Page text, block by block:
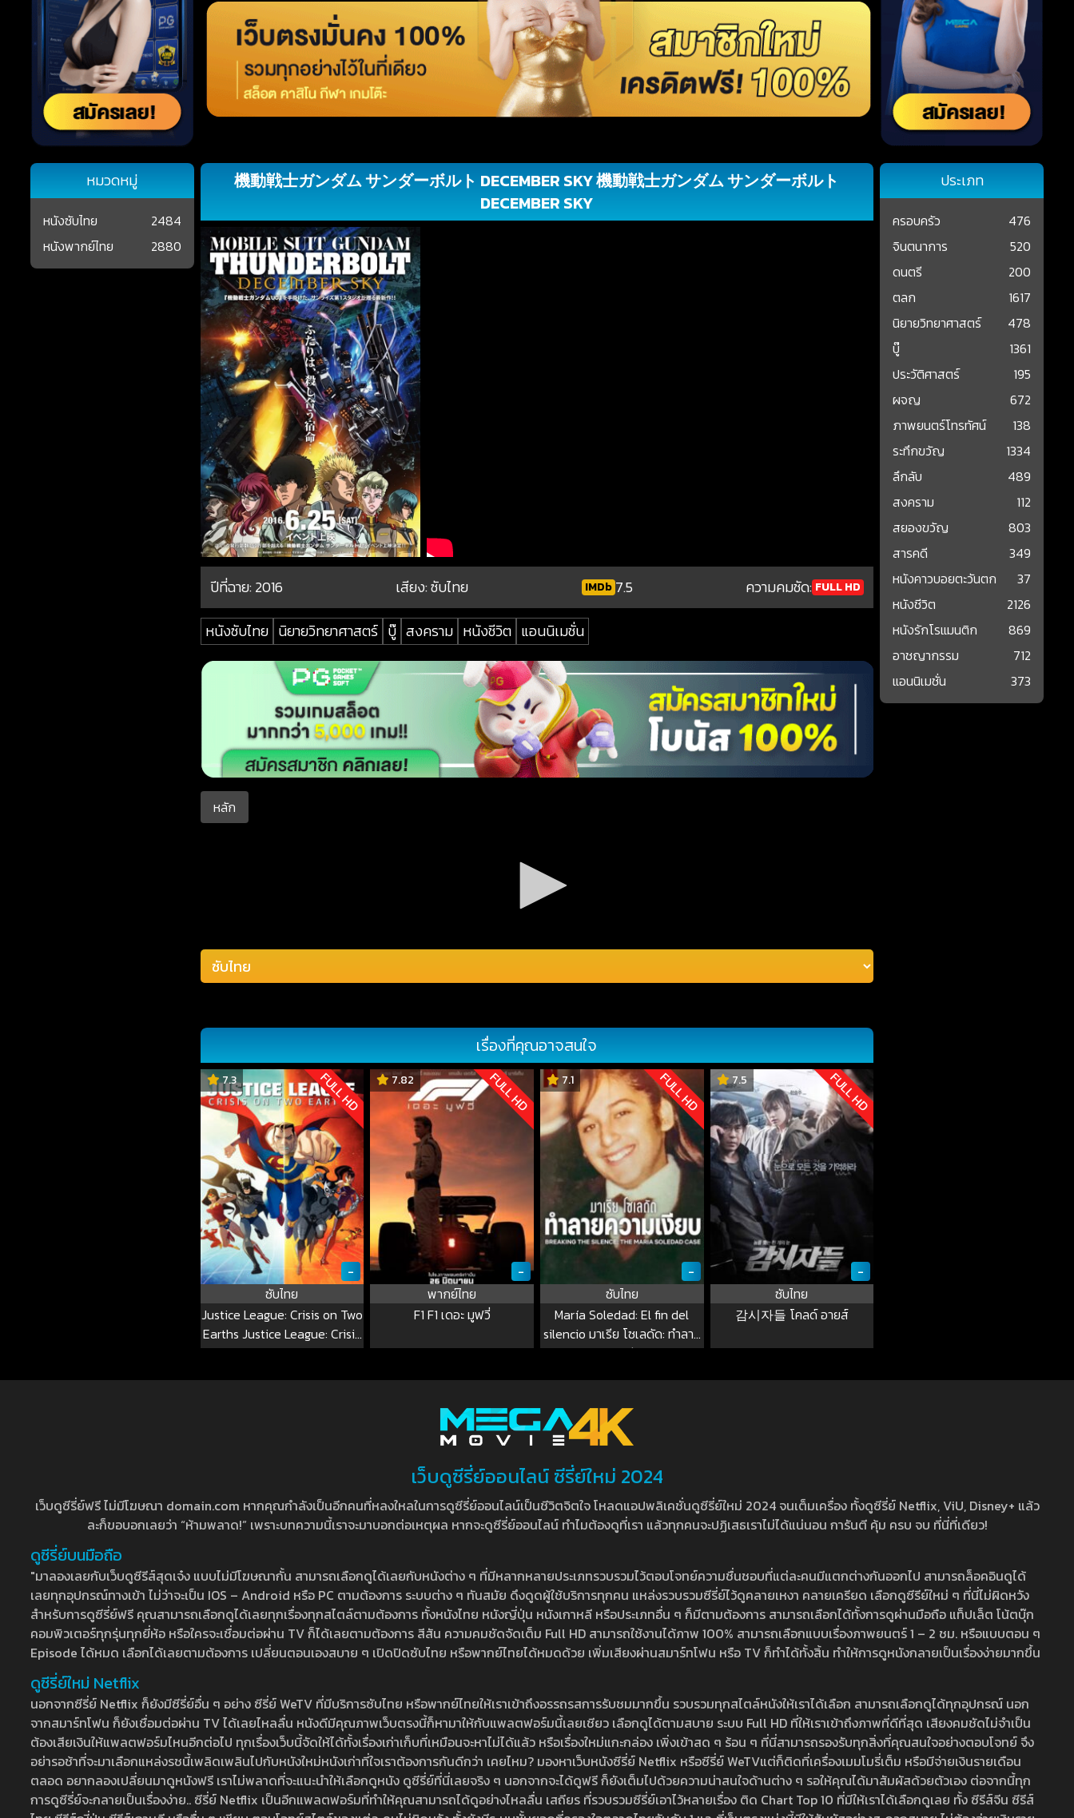
機動戦士ガンダム サンダーボルト DECEMBER SKY 機動戦士ガンダム サンダーボルト
DECEMBER SKY
ปีที่ฉาย:2016 เสียง: ซับไทย IMDb7.5 ความคมชัด: FULL HD
หนังซับไทย นิยายวิทยาศาสตร์ บู๊ สงคราม หนังชีวิต แอนนิเมชั่น
หลัก
หมวดหมู่
หนังซับไทย
2484
หนังพากย์ไทย
2880
ประเภท
ครอบครัว
476
จินตนาการ
520
ดนตรี
200
ตลก
1617
นิยายวิทยาศาสตร์
478
บู๊
1361
ประวัติศาสตร์
195
ผจญ
672
ภาพยนตร์โทรทัศน์
138
ระทึกขวัญ
1334
ลึกลับ
489
สงคราม
112
สยองขวัญ
803
สารคดี
349
หนังคาวบอยตะวันตก
37
หนังชีวิต
2126
หนังรักโรแมนติก
869
อาชญากรรม
712
แอนนิเมชั่น
373
เรื่องที่คุณอาจสนใจ
7.3 FULL HD
-
ซับไทย
Justice League: Crisis on Two
Earths Justice League: Crisis
on Two Earths
7.82 FULL HD
-
พากย์ไทย
F1 F1 เดอะ มูฟวี่
7.1 FULL HD
-
ซับไทย
María Soledad: El fin del
silencio มาเรีย โซเลดัด: ทำลาย
ความเงียบ
7.5 FULL HD
-
ซับไทย
감시자들 โคลด์ อายส์
เว็บดูซีรี่ย์ออนไลน์ ซีรี่ย์ใหม่ 2024
เว็บดูซีรี่ย์ฟรี ไม่มีโฆษณา domain.com หากคุณกำลังเป็นอีกคนที่หลงใหลในการดูซีรี่ย์ออนไลน์เป็นชีวิตจิตใจ โหลดแอปพลิเคชั่นดูซีรี่ย์ใหม่ 2024 จนเต็มเครื่อง ทั้งดูซีรี่ย์ Netflix, ViU, Disney+ แล้ว
ละก็ขอบอกเลยว่า “ห้ามพลาด!” เพราะบทความนี้เราจะมาบอกต่อเหตุผล หากจะดูซีรี่ย์ออนไลน์ ทำไมต้องดูที่เรา แล้วทุกคนจะปฏิเสธเราไม่ได้แน่นอน การันตี คุ้ม ครบ จบ ที่นี่ที่เดียว!
ดูซีรี่ย์บนมือถือ
"มาลองเลยกับเว็บดูซีรีส์สุดเจ๋ง แบบไม่มีโฆษณากั้น สามารถเลือกดูได้เลยกับหนังต่าง ๆ ที่มีหลากหลายประเภทรวบรวมไว้ตอบโจทย์ความชื่นชอบที่แต่ละคนมีแตกต่างกันออกไป สามารถล็อคอินดูได้
เลยทุกอุปกรณ์ทางเข้า ไม่ว่าจะเป็น IOS – Android หรือ PC ตามต้องการ ระบบต่าง ๆ ทันสมัย ดึงดูดผู้ใช้บริการทุกคน แหล่งรวบรวมซีรี่ย์ไว้ดูคลายเหงา คลายเครียด เลือกดูซีรีย์ใหม่ ๆ ที่นี่ไม่ผิดหวัง
สำหรับการดูซีรี่ย์ฟรี คุณสามารถเลือกดูได้เลยทุกเรื่องทุกสไตล์ตามต้องการ ทั้งหนังไทย หนังญี่ปุ่น หนังเกาหลี หรือประเภทอื่น ๆ ก็มีตามต้องการ สามารถเลือกได้ทั้งการดูผ่านมือถือ แท็ปเล็ต โน้ตบุ๊ก
คอมพิวเตอร์ทุกรุ่นทุกยี่ห้อ หรือใครจะเชื่อมต่อผ่าน TV ก็ได้เลยตามต้องการ สีสัน ความคมชัดจัดเต็ม Full HD สามารถใช้งานได้ภาพ 100% สามารถเลือกแบบเรื่องภาพยนตร์ 1 – 2 ชม. หรือแบบตอน ๆ
Episode ได้หมด เลือกได้เลยตามต้องการ เปลี่ยนตอนเองสบาย ๆ เปิดปิดซับไทย หรือพากย์ไทยได้หมดด้วย เพิ่มเสียงผ่านสมาร์ทโฟน หรือ TV ก็ทำได้ทั้งสิ้น ทำให้การดูหนังกลายเป็นเรื่องง่ายมากขึ้น
ดูซีรี่ย์ใหม่ Netflix
นอกจากซีรี่ย์ Netflix ก็ยังมีซีรี่ย์อื่น ๆ อย่าง ซีรี่ย์ WeTV ที่มีบริการซับไทย หรือพากย์ไทยให้เราเข้าถึงอรรถรสการรับชมมากขึ้น รวบรวมทุกสไตล์หนังให้เราได้เลือก สามารถเลือกดูได้ทุกอุปกรณ์ นอก
จากสมาร์ทโฟน ก็ยังเชื่อมต่อผ่าน TV ได้เลยไหลลื่น หนังดีมีคุณภาพเว็บตรงนี้ก็หามาให้กับแพลตฟอร์มนี้เลยเชียว เลือกดูได้ตามสบาย ระบบ Full HD ที่ให้เราเข้าถึงภาพที่ดีที่สุด เสียงคมชัดไม่จำเป็น
ต้องเสียเงินให้แพลตฟอร์มไหนอีกต่อไป ทุกเรื่องเว็บนี้จัดให้ได้ทั้งเรื่องเก่าเก็บที่เหมือนจะหาไม่ได้แล้ว หรือเรื่องใหม่แกะกล่อง เพิ่งเข้าสด ๆ ร้อน ๆ ที่นี่สามารถรองรับทุกสิ่งที่คุณสนใจอย่างตอบโจทย์ จึง
อย่ารอช้าที่จะมาเลือกแหล่งรชนี้เพลิดเพลินไปกับหนังใหม่หนังเก่าที่ใจเราต้องการกันดีกว่า เคยไหม? มองหาเว็บหนังซีรี่ย์ Netflix หรือซีรี่ย์ WeTVแต่ก็ติดที่เครื่องเมมโมรี่เต็ม หรือมีจ่ายเงินรายเดือน
ตลอด อยากลองเปลี่ยนมาดูหนังฟรี เราไม่พลาดที่จะแนะนำให้เลือกดูหนัง ดูซีรี่ย์ที่นี่เลยจริง ๆ นอกจากจะได้ดูฟรี ก็ยังเต็มไปด้วยความน่าสนใจด้านต่าง ๆ รอให้คุณได้มาสัมผัสด้วยตัวเอง ต่อจากนี้ทุก
การดูซีรี่ย์จะกลายเป็นเรื่องง่าย.. ซีรี่ย์ Netflix เป็นอีกแพลตฟอร์มที่ทำให้คุณสามารถได้ดูอย่างไหลลื่น เสถียร ที่รวบรวมซีรี่ย์เอาไว้หลายเรื่อง ติด Chart Top 10 ที่มีให้เราได้เลือกดูเลย ทั้ง ซีรีส์จีน ซีรีส์